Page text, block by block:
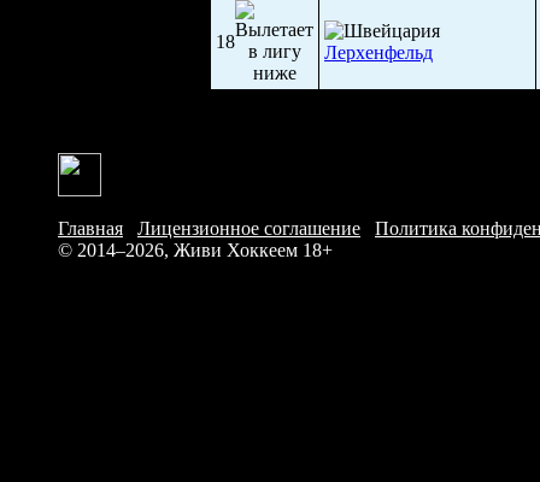
18
Лерхенфельд
Главная Лицензионное соглашение
Политика
© 2014–2026, Живи Хоккеем 18+